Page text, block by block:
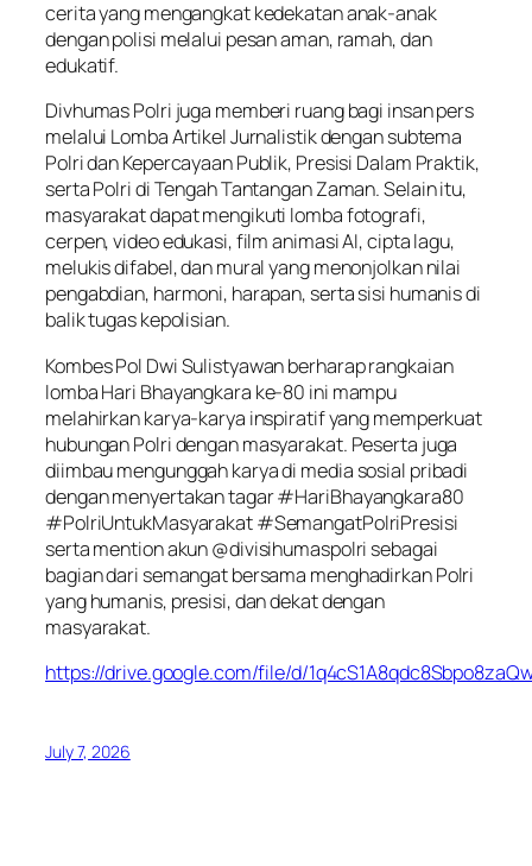
cerita yang mengangkat kedekatan anak-anak
dengan polisi melalui pesan aman, ramah, dan
edukatif.
Divhumas Polri juga memberi ruang bagi insan pers
melalui Lomba Artikel Jurnalistik dengan subtema
Polri dan Kepercayaan Publik, Presisi Dalam Praktik,
serta Polri di Tengah Tantangan Zaman. Selain itu,
masyarakat dapat mengikuti lomba fotografi,
cerpen, video edukasi, film animasi AI, cipta lagu,
melukis difabel, dan mural yang menonjolkan nilai
pengabdian, harmoni, harapan, serta sisi humanis di
balik tugas kepolisian.
Kombes Pol Dwi Sulistyawan berharap rangkaian
lomba Hari Bhayangkara ke-80 ini mampu
melahirkan karya-karya inspiratif yang memperkuat
hubungan Polri dengan masyarakat. Peserta juga
diimbau mengunggah karya di media sosial pribadi
dengan menyertakan tagar #HariBhayangkara80
#PolriUntukMasyarakat #SemangatPolriPresisi
serta mention akun @divisihumaspolri sebagai
bagian dari semangat bersama menghadirkan Polri
yang humanis, presisi, dan dekat dengan
masyarakat.
https://drive.google.com/file/d/
July 7, 2026